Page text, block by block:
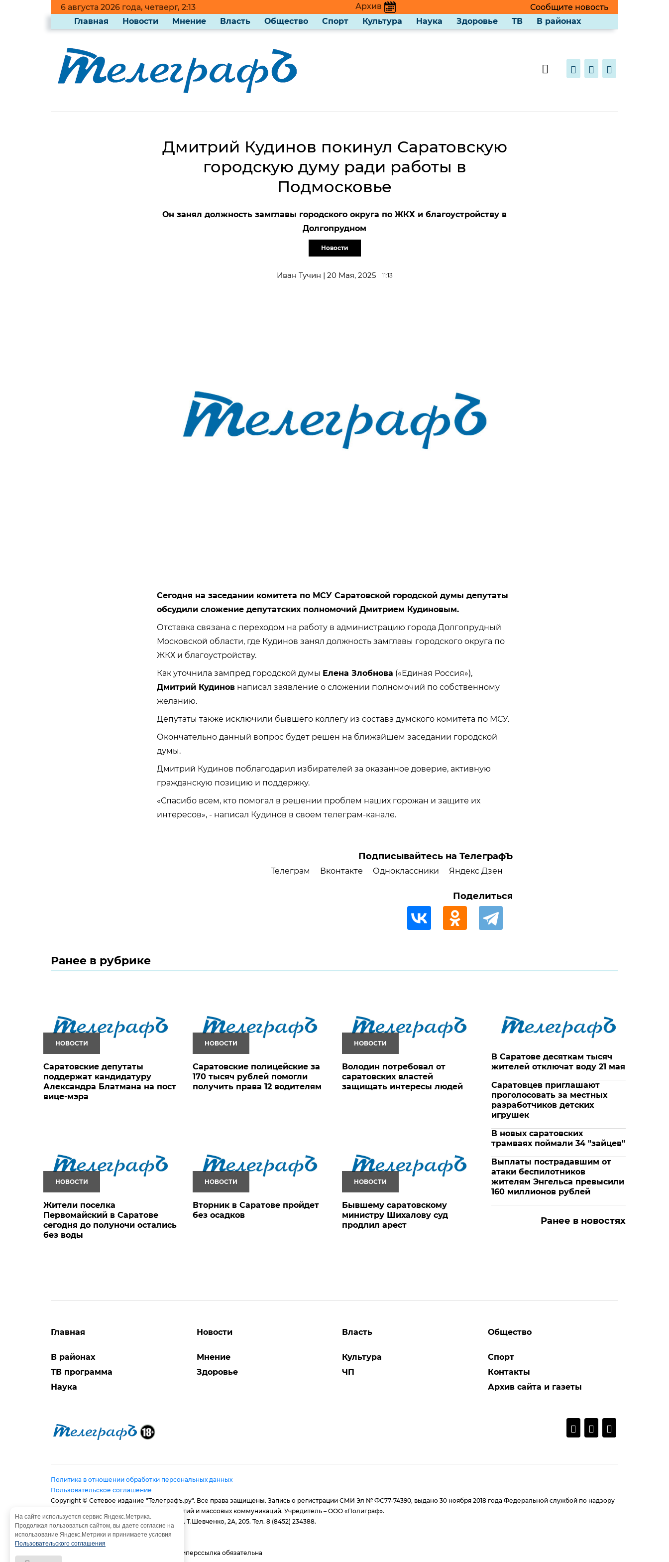
6 августа 2026 года, четверг, 2:13 Архив
Сообщите новость
Главная
Новости Мнение Власть Общество Спорт Культура Наука Здоровье ТВ В районах
Дмитрий Кудинов покинул Саратовскую
городскую думу ради работы в
Подмосковье
Он занял должность замглавы городского округа по ЖКХ и благоустройству в
Долгопрудном
Новости
Иван Тучин | 20 Мая, 2025 11:13
Сегодня на заседании комитета по МСУ Саратовской городской думы депутаты
обсудили сложение депутатских полномочий Дмитрием Кудиновым.
Отставка связана с переходом на работу в администрацию города Долгопрудный
Московской области, где Кудинов занял должность замглавы городского округа по
ЖКХ и благоустройству.
Как уточнила зампред городской думы Елена Злобнова (« Единая Россия»),
Дмитрий Кудиновнаписал заявление о сложении полномочий по собственному
желанию.
Депутаты также исключили бывшего коллегу из состава думского комитета по МСУ.
Окончательно данный вопрос будет решен на ближайшем заседании городской
думы.
Дмитрий Кудинов поблагодарил избирателей за оказанное доверие, активную
гражданскую позицию и поддержку.
«Спасибо всем, кто помогал в решении проблем наших горожан и защите их
интересов», - написал Кудинов в своем телеграм-канале.
Подписывайтесь на ТелеграфЪ
Телеграм Вконтакте Одноклассники Яндекс Дзен
Поделиться
Ранее в рубрике
НОВОСТИ
Саратовские депутаты
поддержат кандидатуру
Александра Блатмана на пост
вице-мэра
НОВОСТИ
Саратовские полицейские за
170 тысяч рублей помогли
получить права 12 водителям
НОВОСТИ
Володин потребовал от
саратовских властей
защищать интересы людей
НОВОСТИ
Жители поселка
Первомайский в Саратове
сегодня до полуночи остались
без воды
НОВОСТИ
Вторник в Саратове пройдет
без осадков
НОВОСТИ
Бывшему саратовскому
министру Шихалову суд
продлил арест
В Саратове десяткам тысяч
жителей отключат воду 21 мая
Саратовцев приглашают
проголосовать за местных
разработчиков детских
игрушек
В новых саратовских
трамваях поймали 34 "зайцев"
Выплаты пострадавшим от
атаки беспилотников
жителям Энгельса превысили
160 миллионов рублей
Ранее в новостях
Главная
В районах
ТВ программа
Наука
Новости
Мнение
Здоровье
Власть
Культура
ЧП
Общество
Спорт
Контакты
Архив сайта и газеты
Политика в отношении обработки персональных данных
Пользовательское соглашение
Copyright © Сетевое издание "Телеграфъ.ру". Все права защищены. Запись о регистрации СМИ Эл № ФС77-74390, выдано 30 ноября 2018 года Федеральной службой по надзору
в сфере связи, информационных технологий и массовых коммуникаций. Учредитель – ООО «Полиграф».
Адрес редакции: 410056, г. Саратов, ул. им. Т.Шевченко, 2А, 205. Тел. 8 (8452) 234388.
E-mail:provtelegraf@gmail.com
И.о. главного редактора: Голубева Е. В.
При использовании материалов сайта - гиперссылка обязательна
На сайте используется сервис Яндекс.Метрика.
Продолжая пользоваться сайтом, вы даете согласие на
использование Яндекс.Метрики и принимаете условия
Пользовательского соглашения